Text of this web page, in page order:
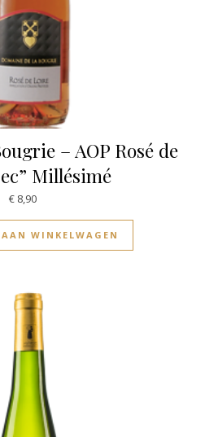
– AOP Rosé de
Millésimé
€ 8,90
WINKELWAGEN